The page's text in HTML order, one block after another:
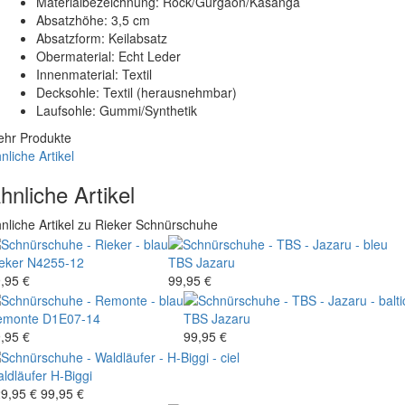
Absatzhöhe: 3,5 cm
Absatzform: Keilabsatz
Obermaterial: Echt Leder
Innenmaterial: Textil
Decksohle: Textil (herausnehmbar)
Laufsohle: Gummi/Synthetik
Produkte
Artikel
Artikel
Artikel zu Rieker Schnürschuhe
N4255-12
€
TBS Jazaru
99,95 €
D1E07-14
€
TBS Jazaru
99,95 €
H-Biggi
€ 99,95 €